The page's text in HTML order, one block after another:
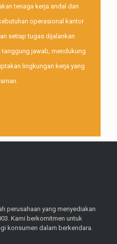
tenaga kerja andal dan
operasional kantor
setiap tugas dijalankan
jawab, mendukung
lingkungan kerja yang
perusahaan yang menyediakan
Kami berkomitmen untuk
konsumen dalam berkendara.